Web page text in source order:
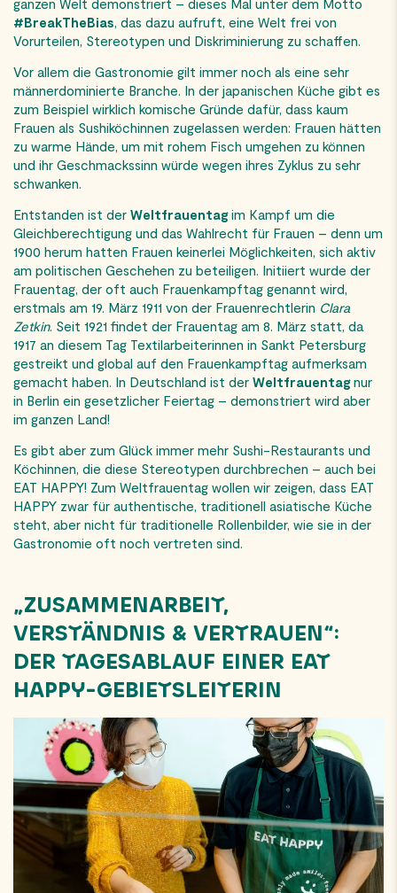
#BreakTheBias , das dazu aufruft, eine Welt frei von
Vorurteilen, Stereotypen und Diskriminierung zu schaffen.
Vor allem die Gastronomie gilt immer noch als eine sehr
männerdominierte Branche. In der japanischen Küche gibt es
zum Beispiel wirklich komische Gründe dafür, dass kaum
Frauen als Sushiköchinnen zugelassen werden: Frauen hätten
zu warme Hände, um mit rohem Fisch umgehen zu können
und ihr Geschmackssinn würde wegen ihres Zyklus zu sehr
schwanken.
Entstanden ist der Weltfrauentagim Kampf um die
Gleichberechtigung und das Wahlrecht für Frauen – denn um
1900 herum hatten Frauen keinerlei Möglichkeiten, sich aktiv
am politischen Geschehen zu beteiligen. Initiiert wurde der
Frauentag, der oft auch Frauenkampftag genannt wird,
erstmals am 19. März 1911 von der Frauenrechtlerin Clara
Zetkin. Seit 1921 findet der Frauentag am 8. März statt, da
1917 an diesem Tag Textilarbeiterinnen in Sankt Petersburg
gestreikt und global auf den Frauenkampftag aufmerksam
gemacht haben. In Deutschland ist der Weltfrauentagnur
in Berlin ein gesetzlicher Feiertag – demonstriert wird aber
im ganzen Land!
Es gibt aber zum Glück immer mehr Sushi-Restaurants und
Köchinnen, die diese Stereotypen durchbrechen – auch bei
EAT HAPPY! Zum Weltfrauentag wollen wir zeigen, dass EAT
HAPPY zwar für authentische, traditionell asiatische Küche
steht, aber nicht für traditionelle Rollenbilder, wie sie in der
Gastronomie oft noch vertreten sind.
„ZUSAMMENARBEIT,
VERSTÄNDNIS & VERTRAUEN“:
DER TAGESABLAUF EINER EAT
HAPPY-GEBIETSLEITERIN